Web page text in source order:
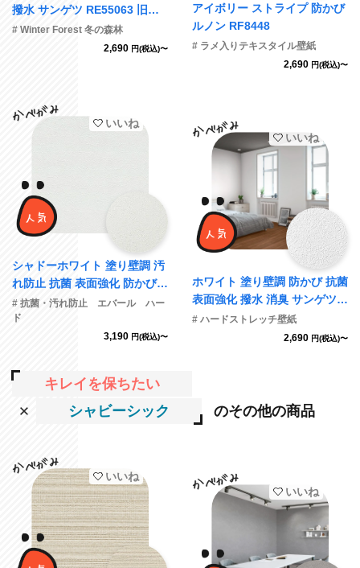
撥水 サンゲツ RE55063 旧品
番RE53154
# Winter Forest 冬の森林
2,690 円(税込)〜
アイボリー ストライプ 防かび
ルノン RF8448
# ラメ入りテキスタイル壁紙
2,690 円(税込)〜
いいね
シャドーホワイト 塗り壁調 汚
れ防止 抗菌 表面強化 防かび
ルノン RH-9376
# 抗菌・汚れ防止 エバール ハー
ド
3,190 円(税込)〜
いいね
ホワイト 塗り壁調 防かび 抗菌
表面強化 撥水 消臭 サンゲツ F
E76245 旧品番FE74657
# ハードストレッチ壁紙
2,690 円(税込)〜
キレイを保ちたい
シャビーシック
のその他の商品
いいね
いいね